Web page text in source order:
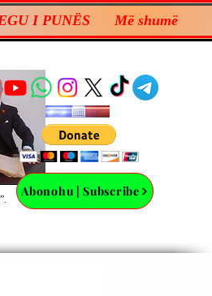
I PUNËS Më shumë
Abonohu | Subscribe
”.